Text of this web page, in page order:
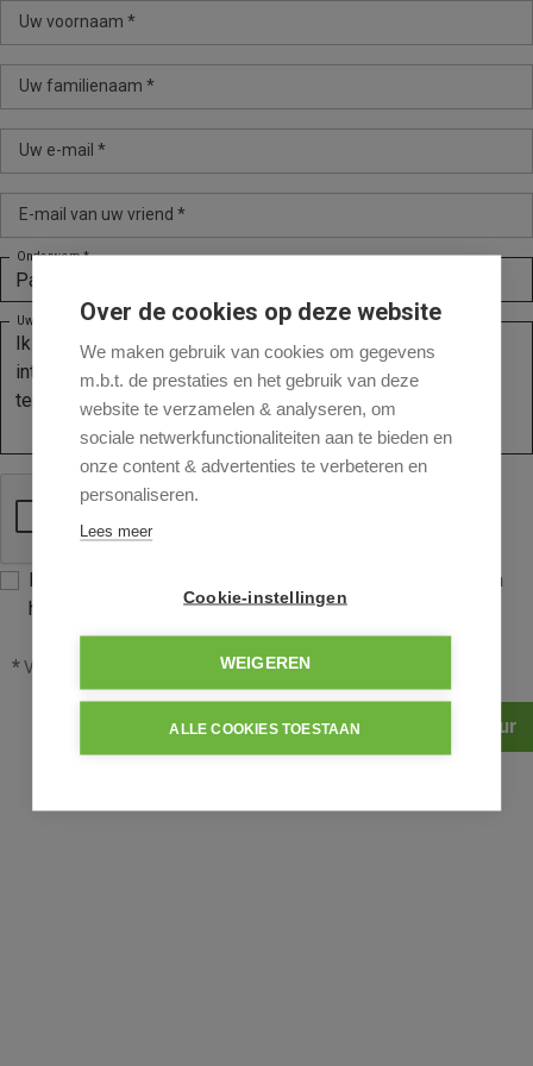
Uw voornaam *
Uw familienaam *
Uw e-mail *
E-mail van uw vriend *
Onderwerp *
Uw bericht *
Ik heb het
van deze website gelezen en ga
hiermee akkoord.
*Verplicht in te vullen
Verstuur
Over de cookies op deze website
We maken gebruik van cookies om gegevens
m.b.t. de prestaties en het gebruik van deze
website te verzamelen & analyseren, om
sociale netwerkfunctionaliteiten aan te bieden en
onze content & advertenties te verbeteren en
personaliseren.
Lees meer
Cookie-instellingen
WEIGEREN
ALLE COOKIES TOESTAAN